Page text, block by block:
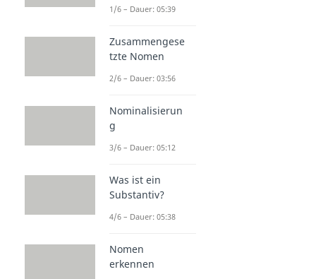
1/6 – Dauer: 05:39
Zusammengese
tzte Nomen
2/6 – Dauer: 03:56
Nominalisierun
g
3/6 – Dauer: 05:12
Was ist ein
Substantiv?
4/6 – Dauer: 05:38
Nomen
erkennen